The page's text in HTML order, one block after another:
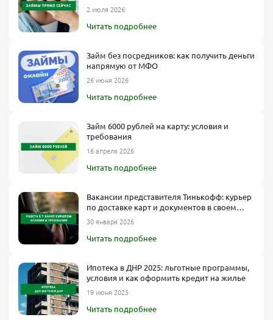
2 июля 2026
Читать подробнее
Займ без посредников: как получить деньги
напрямую от МФО
26 июня 2026
Читать подробнее
Займ 6000 рублей на карту: условия и
требования
16 апреля 2026
Читать подробнее
Вакансии представителя Тинькофф: курьер
по доставке карт и документов в своем
городе
30 января 2026
Читать подробнее
Ипотека в ДНР 2025: льготные программы,
условия и как оформить кредит на жилье
19 июня 2025
Читать подробнее